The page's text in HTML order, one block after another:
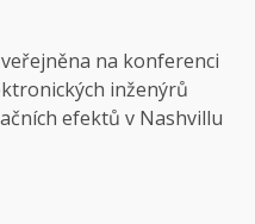
na konferenci
inženýrů
efektů v Nashvillu